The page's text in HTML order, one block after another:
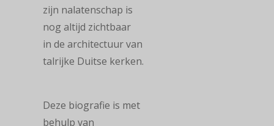
zijn nalatenschap is
nog altijd zichtbaar
in de architectuur van
talrijke Duitse kerken.
Deze biografie is met
behulp van